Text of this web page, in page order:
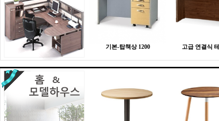
기본-탑책상 1200 고급 연결식